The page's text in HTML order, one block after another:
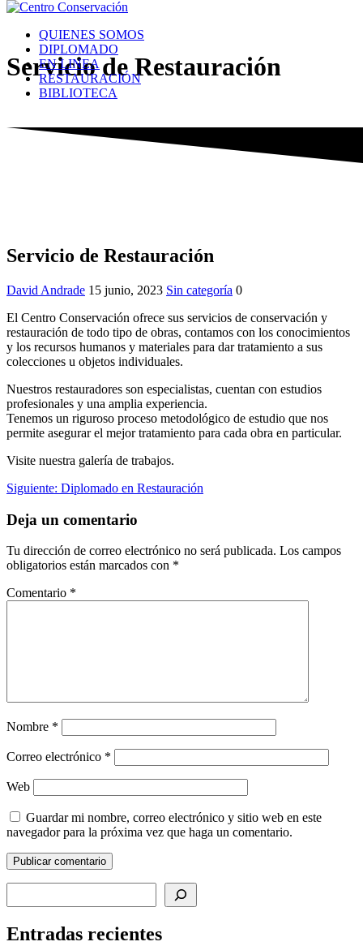
Saltar
contenido
QUIENES SOMOS
DIPLOMADO
EN LINEA
RESTAURACIÓN
BIBLIOTECA
Servicio de Restauración
Servicio de Restauración
David Andrade 15 junio, 2023 Sin categoría 0
El Centro Conservación ofrece sus servicios de conservación y
restauración de todo tipo de obras, contamos con los conocimientos
y los recursos humanos y materiales para dar tratamiento a sus
colecciones u objetos individuales.
Nuestros restauradores son especialistas, cuentan con estudios
profesionales y una amplia experiencia.
Tenemos un riguroso proceso metodológico de estudio que nos
permite asegurar el mejor tratamiento para cada obra en particular.
Visite nuestra galería de trabajos.
Navegación
de
entradas
Siguiente: Siguiente
Diplomado en Restauración
Deja un comentario
Tu dirección de correo electrónico no será publicada. Los campos
obligatorios están marcados con *
Comentario *
Nombre *
Correo electrónico *
Web
Guardar mi nombre, correo electrónico y sitio web en este
navegador para la próxima vez que haga un comentario.
Entradas recientes